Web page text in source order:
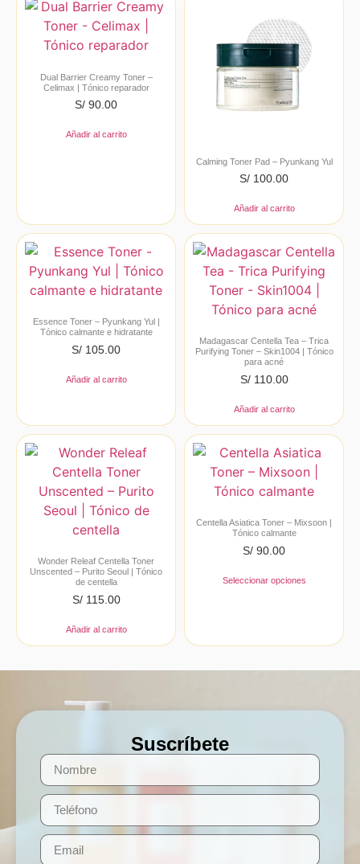
Dual Barrier Creamy Toner –
Celimax | Tónico reparador
S/ 90.00
Añadir al carrito
Calming Toner Pad – Pyunkang Yul
S/ 100.00
Añadir al carrito
Essence Toner – Pyunkang Yul |
Tónico calmante e hidratante
S/ 105.00
Añadir al carrito
Madagascar Centella Tea – Trica
Purifying Toner – Skin1004 | Tónico
para acné
S/110.00
Añadir al carrito
Wonder Releaf Centella Toner
Unscented – Purito Seoul | Tónico
de centella
S/115.00
Añadir al carrito
Centella Asiatica Toner – Mixsoon |
Tónico calmante
S/ 90.00
Seleccionar opciones
Suscríbete